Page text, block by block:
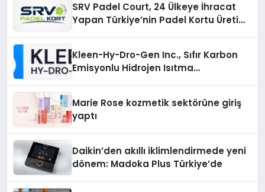
SRV Padel Court, 24 Ülkeye İhracat
Yapan Türkiye’nin Padel Kortu Üretim
Kleen-Hy-Dro-Gen Inc., Sıfır Karbon
Emisyonlu Hidrojen Isıtma
Marie Rose kozmetik sektörüne giriş
yaptı
Daikin’den akıllı iklimlendirmede yeni
dönem: Madoka Plus Türkiye’de